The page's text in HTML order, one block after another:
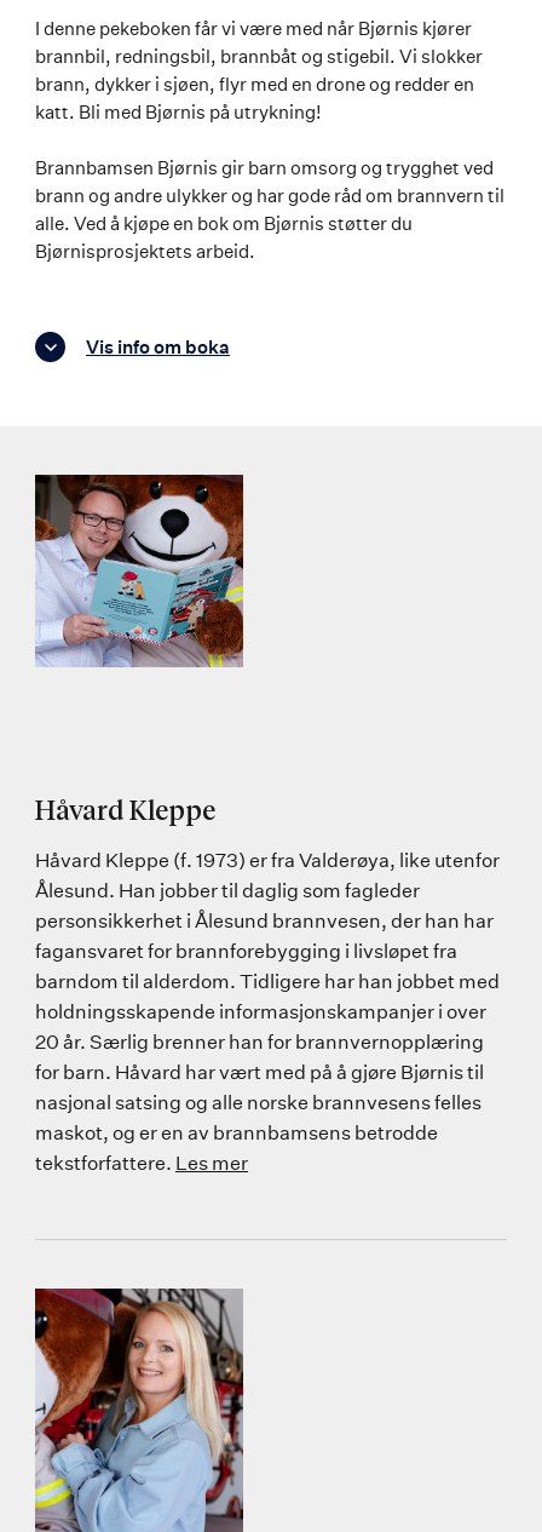
I denne pekeboken får vi være med når Bjørnis kjører
brannbil, redningsbil, brannbåt og stigebil. Vi slokker
brann, dykker i sjøen, flyr med en drone og redder en
katt. Bli med Bjørnis på utrykning!
Brannbamsen Bjørnis gir barn omsorg og trygghet ved
brann og andre ulykker og har gode råd om brannvern til
alle. Ved å kjøpe en bok om Bjørnis støtter du
Bjørnisprosjektets arbeid.
Vis info om boka
Håvard Kleppe
Håvard Kleppe (f. 1973) er fra Valderøya, like utenfor
Ålesund. Han jobber til daglig som fagleder
personsikkerhet i Ålesund brannvesen, der han har
fagansvaret for brannforebygging i livsløpet fra
barndom til alderdom. Tidligere har han jobbet med
holdningsskapende informasjonskampanjer i over
20 år. Særlig brenner han for brannvernopplæring
for barn. Håvard har vært med på å gjøre Bjørnis til
nasjonal satsing og alle norske brannvesens felles
maskot, og er en av brannbamsens betrodde
tekstforfattere. Les mer